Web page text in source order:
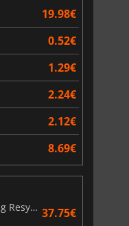
19.98€
0.52€
1.29€
2.24€
2.12€
8.69€
Assassin's Creed Black Flag Resynced 37.75€